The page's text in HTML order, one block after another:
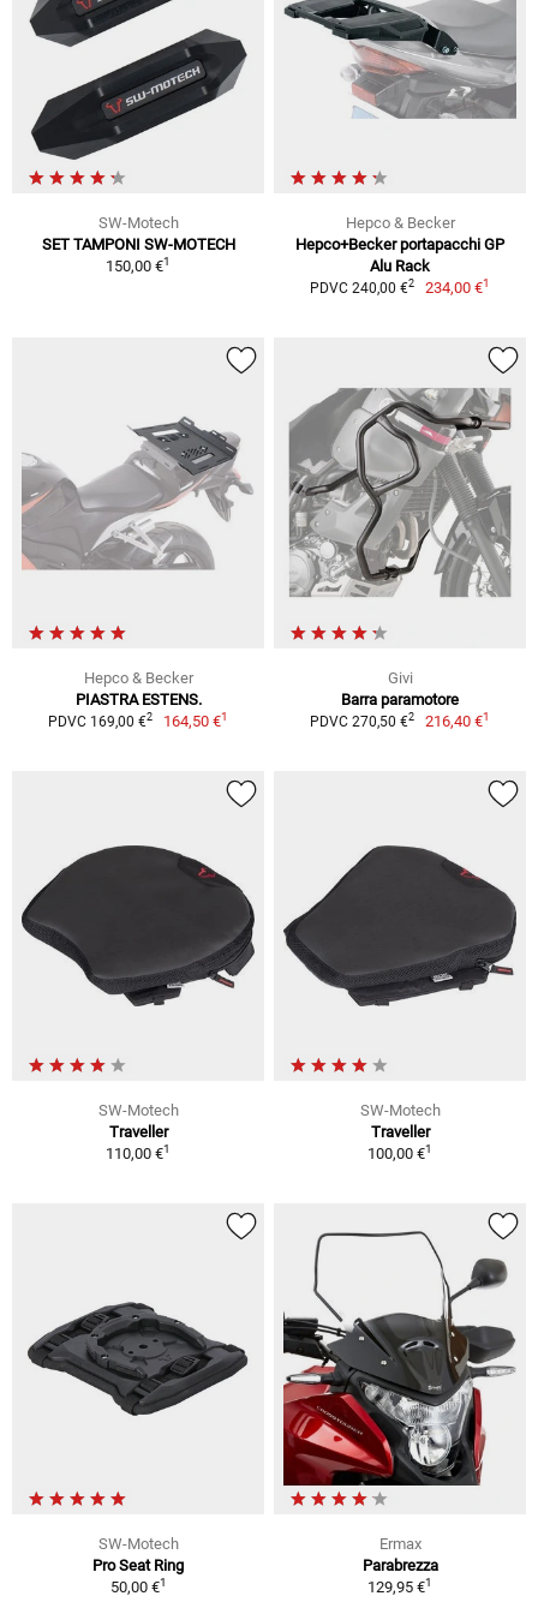
SW-Motech
SET TAMPONI SW-MOTECH
150,00 €1
Hepco & Becker
Hepco+Becker portapacchi GP
Alu Rack
PDVC 240,00 €2 234,00 €1
Hepco & Becker
PIASTRA ESTENS.
PDVC 169,00 €2 164,50 €1
Givi
Barra paramotore
PDVC 270,50 €2 216,40 €1
SW-Motech
Traveller
110,00 €1
SW-Motech
Traveller
100,00 €1
SW-Motech
Pro Seat Ring
50,00 €1
Ermax
Parabrezza
129,95 €1